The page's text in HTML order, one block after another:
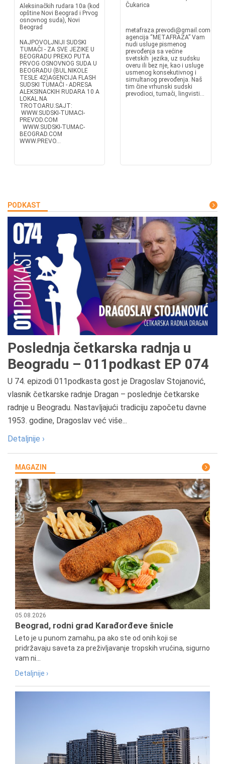
Aleksinačkih rudara 10a (kod
opštine Novi Beograd i Prvog
osnovnog suda), Novi
Beograd
NAJPOVOLJNIJI SUDSKI
TUMAČI - ZA SVE JEZIKE U
BEOGRADU PREKO PUTA
PRVOG OSNOVNOG SUDA U
BEOGRADU (BUL.NIKOLE
TESLE 42)AGENCIJA FLASH
SUDSKI TUMAČI - ADRESA
ALEKSINACKIH RUDARA 10 A
LOKAL NA
TROTOARU.SAJT:
WWW.SUDSKI-TUMACI-
PREVOD.COM
WWW.SUDSKI-TUMAC-
BEOGRAD.COM
WWW.PREVO...
Čukarica
agencija “METAFRAZA” Vam
nudi usluge pismenog
prevođenja sa većine
svetskih jezika, uz sudsku
overu ili bez nje, kao i usluge
usmenog konsekutivnog i
simultanog prevođenja. Naš
tim čine vrhunski sudski
prevodioci, tumači, lingvisti...
PODKAST
Poslednja četkarska radnja u
Beogradu – 011podkast EP 074
U 74. epizodi 011podkasta gost je Dragoslav Stojanović,
vlasnik četkarske radnje Dragan – poslednje četkarske
radnje u Beogradu. Nastavljajući tradiciju započetu davne
1953. godine, Dragoslav već više...
Detaljnije ›
MAGAZIN
05.08.2026
Beograd, rodni grad Karađorđeve šnicle
Leto je u punom zamahu, pa ako ste od onih koji se
pridržavaju saveta za preživljavanje tropskih vrućina, sigurno
vam ni...
Detaljnije ›